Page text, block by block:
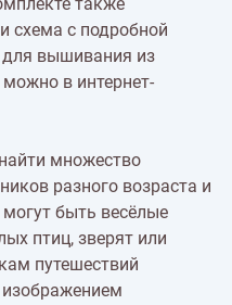
схема с подробной
для вышивания из
в интернет-
множество
разного возраста и
могут быть весёлые
птиц, зверят или
путешествий
изображением